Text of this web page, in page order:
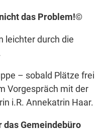
das Problem!©
leichter durch die
– sobald Plätze frei
Vorgespräch mit der
i.R. Annekatrin Haar.
Gemeindebüro